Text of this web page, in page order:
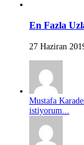
En Fazla
27 Haziran
Mustafa
istiyorum...